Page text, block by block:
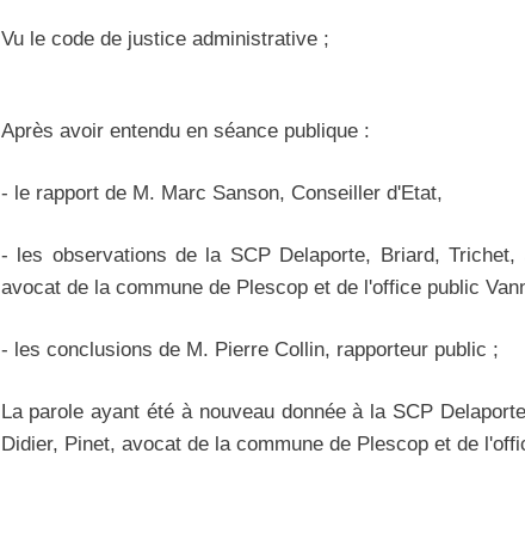
Vu le code de justice administrative ;
Après avoir entendu en séance publique :
- le rapport de M. Marc Sanson, Conseiller d'Etat,
- les observations de la SCP Delaporte, Briard,
avocat de la commune de Plescop et de l'office public
- les conclusions de M. Pierre Collin, rapporteur public ;
La parole ayant été à nouveau donnée à la SCP
Didier, Pinet, avocat de la commune de Plescop et de